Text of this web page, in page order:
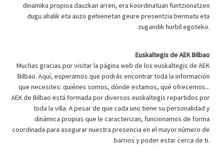
dinamika propioa dauzkan arren, era koordinatuan funtzionatzen
dugu ahalik eta auzo gehienetan geure presentzia bermatu eta
zugandik hurbil egoteko.
Euskaltegis de AEK Bilbao
Muchas gracias por visitar la página web de los euskaltegis de AEK
Bilbao. Aquí, esperamos que podrás encontrar toda la información
que necesites: quiénes somos, dónde estamos, qué ofrecemos...
AEK de Bilbao está formada por diversos euskaltegis repartidos por
toda la villa. A pesar de que cada uno tiene su personalidad y
dinámica propias que le caracterizan, funcionamos de forma
coordinada para asegurar nuestra presencia en el mayor número de
barrios y poder estar cerca de ti.